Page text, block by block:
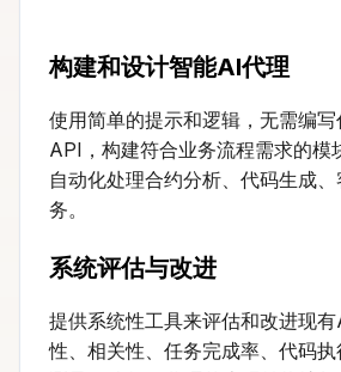
构建和设计智能AI代理
使用简单的提示和逻辑，无需编
API，构建符合业务流程需求的模
自动化处理合约分析、代码生成
务。
系统评估与改进
提供系统性工具来评估和改进现
性、相关性、任务完成率、代码